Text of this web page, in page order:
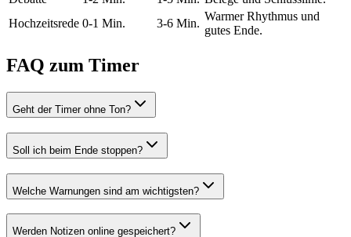
Hochzeitsrede 0-1 Min. 3-6 Min.
Warmer Rhythmus und
gutes Ende.
FAQ zum Timer
Geht der Timer ohne Ton?
Soll ich beim Ende stoppen?
Welche Warnungen sind am wichtigsten?
Werden Notizen online gespeichert?